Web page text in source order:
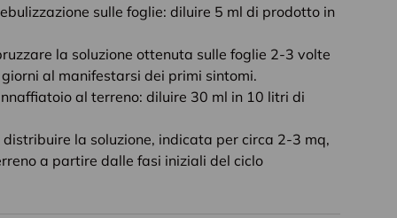
sulle foglie: diluire 5 ml di prodotto in
la soluzione ottenuta sulle foglie 2-3 volte
al manifestarsi dei primi sintomi.
al terreno: diluire 30 ml in 10 litri di
la soluzione, indicata per circa 2-3 mq,
a partire dalle fasi iniziali del ciclo